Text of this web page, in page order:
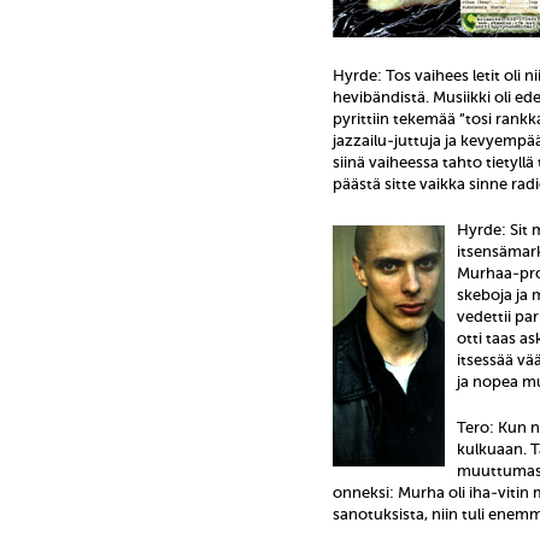
Hyrde: Tos vaihees letit oli
hevibändistä. Musiikki oli
pyrittiin tekemää ”tosi
jazzailu-juttuja ja
siinä vaiheessa tahto
päästä sitte vaikka sinne
Hyrde: Sit
Murhaa-
skeboja ja
vedettii
otti taas
itsessää
ja nopea
Tero: Kun
kulkuaan.
onneksi: Murha oli iha-vitin
sanotuksista, niin tuli